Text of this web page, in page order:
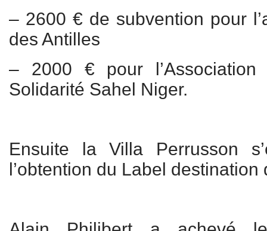
– 2600 € de subvention pour
des Antilles
– 2000 € pour l’Association
Solidarité Sahel Niger.
Ensuite la Villa Perrusson
l’obtention du Label destination